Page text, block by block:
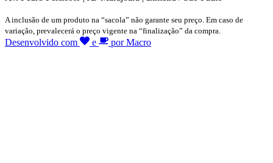
A inclusão de um produto na “sacola” não garante seu preço. Em caso de
variação, prevalecerá o preço vigente na “finalização” da compra.
Desenvolvido com e por Macro